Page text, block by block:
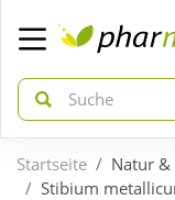
zurück
zurück
Startseite Natur
Stibium